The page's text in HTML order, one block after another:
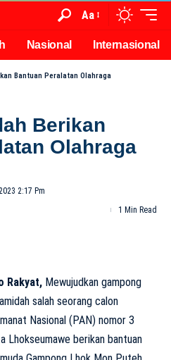
Aa
Nasional Internasional
Bantuan Peralatan Olahraga
Berikan
Olahraga
2:17 Pm
1 Min Read
Rakyat, Mewujudkan gampong
salah seorang calon
Nasional (PAN) nomor 3
Lhokseumawe berikan bantuan